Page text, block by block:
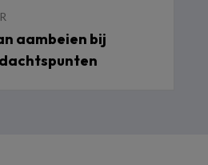
aambeien bij